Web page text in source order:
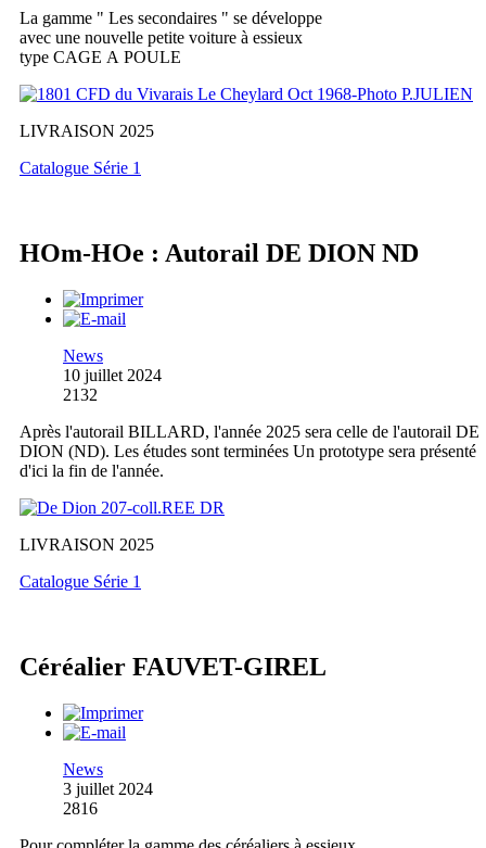
La gamme " Les secondaires " se développe
avec une nouvelle petite voiture à essieux
type CAGE A POULE
LIVRAISON 2025
Catalogue Série 1
HOm-HOe : Autorail DE DION ND
News
10 juillet 2024
2132
Après l'autorail BILLARD, l'année 2025 sera celle de l'autorail DE
DION (ND). Les études sont terminées Un prototype sera présenté
d'ici la fin de l'année.
LIVRAISON 2025
Catalogue Série 1
Céréalier FAUVET-GIREL
News
3 juillet 2024
2816